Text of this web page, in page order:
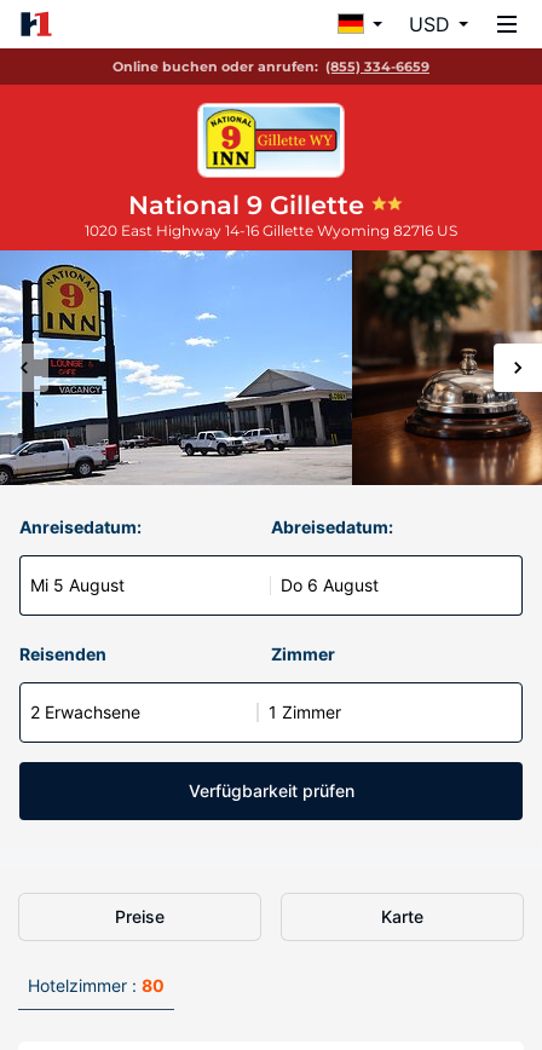
USD
Online buchen oder anrufen: (855) 334-6659
National 9 Gillette
1020 East Highway 14-16 Gillette Wyoming 82716 US
Anreisedatum:
Mi 5 August
Abreisedatum:
Do 6 August
Reisenden Zimmer
2 Erwachsene 1 Zimmer
Verfügbarkeit prüfen
Preise Karte
Hotelzimmer : 80